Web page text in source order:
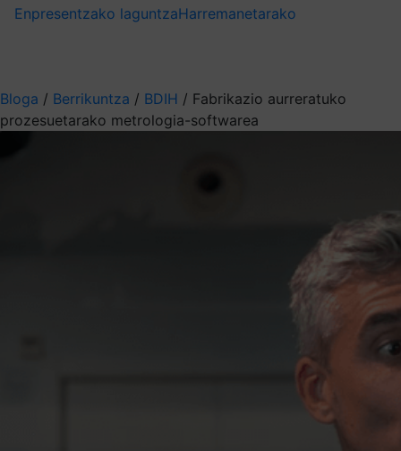
Enpresentzako laguntzaHarremanetarako
Bloga / Berrikuntza / BDIH / Fabrikazio aurreratuko
prozesuetarako metrologia-softwarea